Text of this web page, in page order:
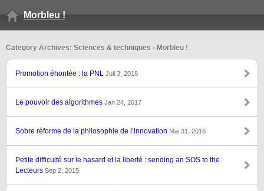
Morbleu !
Category Archives: Sciences & techniques - Morbleu !
Promotion éhontée : la PNL Juil 3, 2018
Le pouvoir des algorithmes Jan 24, 2017
Sobre réforme de la philosophie de l’innovation Mai 31, 2016
Petite difficulté sur le hasard et la liberté : sending an SOS to the
Lecteurs Sep 2, 2015